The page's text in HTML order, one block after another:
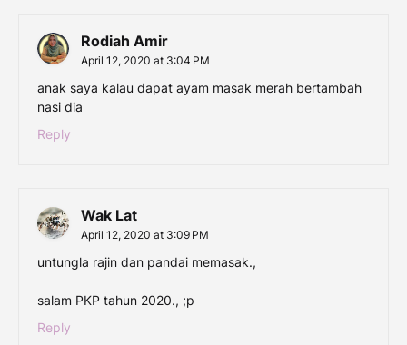
Rodiah Amir
April 12, 2020 at 3:04 PM
anak saya kalau dapat ayam masak merah bertambah
nasi dia
Reply
Wak Lat
April 12, 2020 at 3:09 PM
untungla rajin dan pandai memasak.,
salam PKP tahun 2020., ;p
Reply